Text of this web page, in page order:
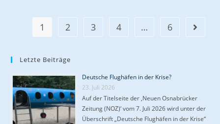
1 2 3 4 … 6 Gehe
Letzte Beiträge
Deutsche Flughäfen in der Krise?
23. Juli 2026
Auf der Titelseite der ‚Neuen Osnabrücker
Zeitung (NOZ)‘ vom 7. Juli 2026 wird unter der
Überschrift „Deutsche Flughäfen in der Krise“